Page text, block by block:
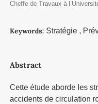
Cheffe de Travaux à
Keywords: Stratégie ,
Abstract
Cette étude aborde les
accidents de circulation